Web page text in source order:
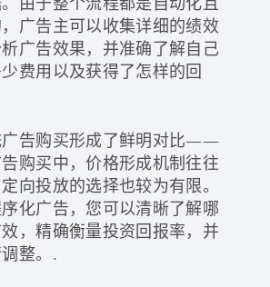
广告主可以收集详细的绩效
广告效果，并准确了解自己
费用以及获得了怎样的回
广告购买形成了鲜明对比——
购买中，价格形成机制往往
向投放的选择也较为有限。
化广告，您可以清晰了解哪
，精确衡量投资回报率，并
整。.